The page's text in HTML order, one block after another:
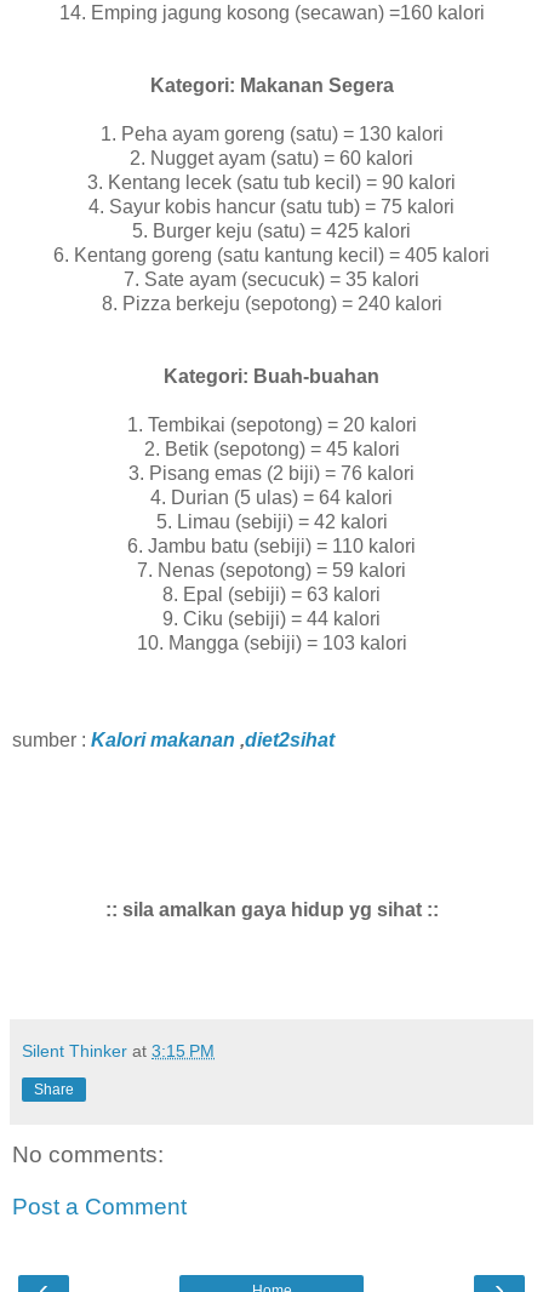
14. Emping jagung kosong (secawan) =160 kalori
Kategori: Makanan Segera
1. Peha ayam goreng (satu) = 130 kalori
2. Nugget ayam (satu) = 60 kalori
3. Kentang lecek (satu tub kecil) = 90 kalori
4. Sayur kobis hancur (satu tub) = 75 kalori
5. Burger keju (satu) = 425 kalori
6. Kentang goreng (satu kantung kecil) = 405 kalori
7. Sate ayam (secucuk) = 35 kalori
8. Pizza berkeju (sepotong) = 240 kalori
Kategori: Buah-buahan
1. Tembikai (sepotong) = 20 kalori
2. Betik (sepotong) = 45 kalori
3. Pisang emas (2 biji) = 76 kalori
4. Durian (5 ulas) = 64 kalori
5. Limau (sebiji) = 42 kalori
6. Jambu batu (sebiji) = 110 kalori
7. Nenas (sepotong) = 59 kalori
8. Epal (sebiji) = 63 kalori
9. Ciku (sebiji) = 44 kalori
10. Mangga (sebiji) = 103 kalori
sumber : Kalori makanan ,diet2sihat
:: sila amalkan gaya hidup yg sihat ::
Silent Thinker at 3:15 PM
Share
No comments:
Post a Comment